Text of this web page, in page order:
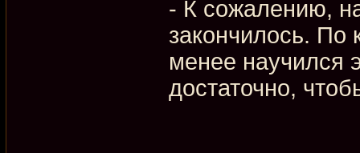
- К сожалению,
закончилось.
менее научился
достаточно,